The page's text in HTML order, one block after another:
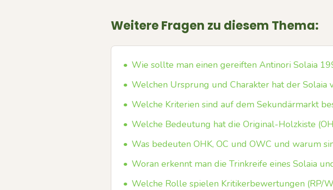
Weitere Fragen zu diesem Thema:
• Wie sollte man einen gereiften Antinori Solaia
• Welchen Ursprung und Charakter hat der Solaia
• Welche Kriterien sind auf dem Sekundärmarkt
• Welche Bedeutung hat die Original-Holzkiste
• Was bedeuten OHK, OC und OWC und warum
• Woran erkennt man die Trinkreife eines Solaia
• Welche Rolle spielen Kritikerbewertungen (RP/